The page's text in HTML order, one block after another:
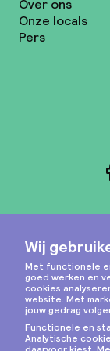
Over ons
Onze locals
Pers